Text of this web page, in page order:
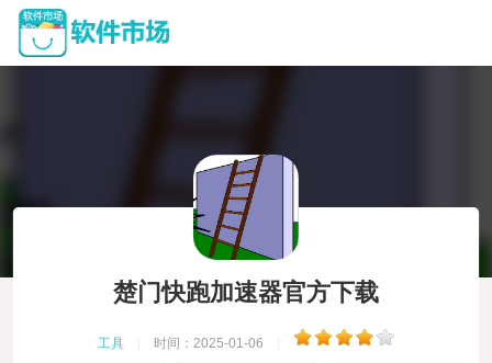
楚门快跑加速器官方下载
工具 时间：2025-01-06